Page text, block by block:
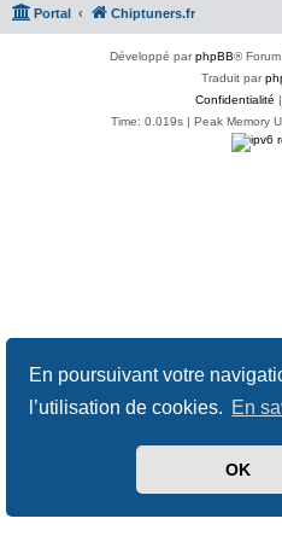
En poursuivant votre
l’utilisation de cookies. En
OK
Portal Chiptuners.fr
Développé parphpBB®
Traduit par
Confidentialité |
Time: 0.019s | Peak Memory